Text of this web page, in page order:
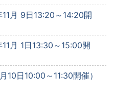
月 9日13:20～14:20開
月 1日13:30～15:00開
日10:00～11:30開催）